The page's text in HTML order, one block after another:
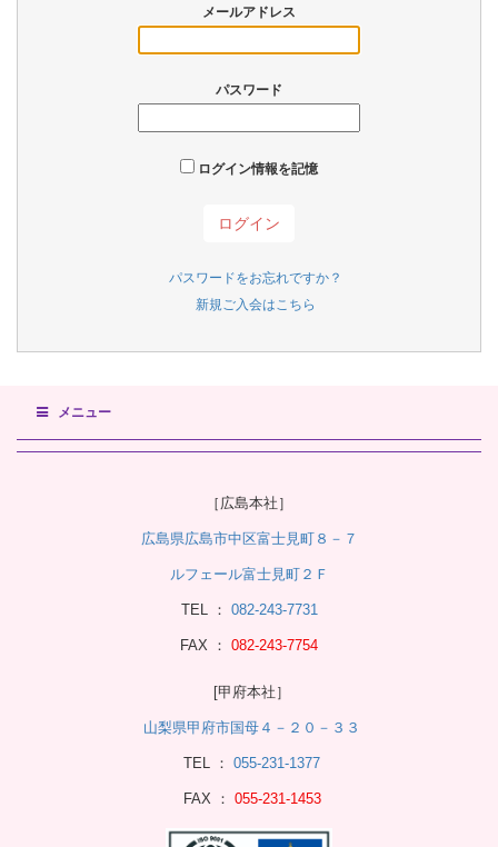
メールアドレス
パスワード
ログイン情報を記憶
パスワードをお忘れですか？
新規ご入会はこちら
メニュー
［広島本社］
広島県広島市中区富士見町８－７
ルフェール富士見町２Ｆ
TEL ： 082-243-7731
FAX ： 082-243-7754
[甲府本社］
山梨県甲府市国母４－２０－３３
TEL ： 055-231-1377
FAX ： 055-231-1453